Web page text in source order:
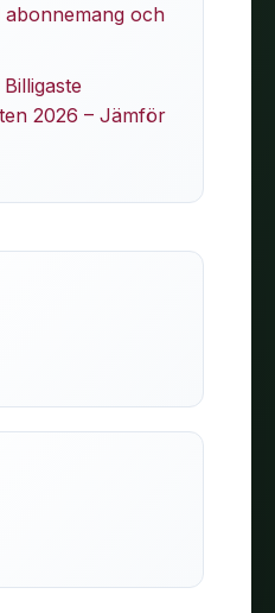
abonnemang och
2026 – Jämför